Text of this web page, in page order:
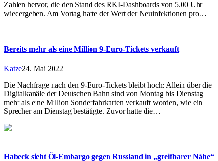
Zahlen hervor, die den Stand des RKI-Dashboards von 5.00 Uhr
wiedergeben. Am Vortag hatte der Wert der Neuinfektionen pro…
Bereits mehr als eine Million 9-Euro-Tickets verkauft
Katze24. Mai 2022
Die Nachfrage nach den 9-Euro-Tickets bleibt hoch: Allein über die
Digitalkanäle der Deutschen Bahn sind von Montag bis Dienstag
mehr als eine Million Sonderfahrkarten verkauft worden, wie ein
Sprecher am Dienstag bestätigte. Zuvor hatte die…
Habeck sieht Öl-Embargo gegen Russland in „greifbarer Nähe“